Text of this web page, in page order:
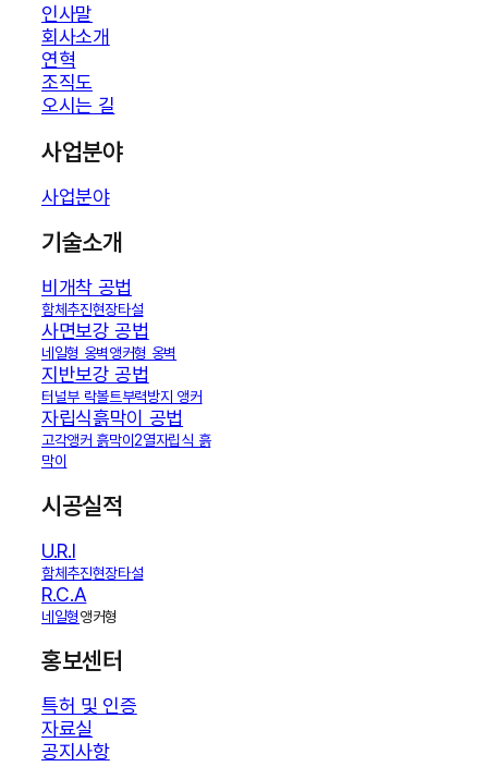
인사말
회사소개
연혁
조직도
오시는 길
사업분야
사업분야
기술소개
비개착 공법
함체추진현장타설
사면보강 공법
네일형 옹벽앵커형 옹벽
지반보강 공법
터널부 락볼트부력방지 앵커
자립식흙막이 공법
고각앵커 흙막이2열자립식 흙
막이
시공실적
U.R.I
함체추진현장타설
R.C.A
네일형앵커형
홍보센터
특허 및 인증
자료실
공지사항